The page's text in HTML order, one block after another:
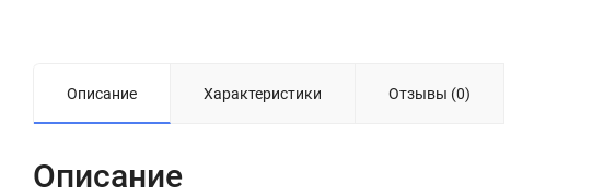
Описание Характеристики Отзывы (0)
Описание